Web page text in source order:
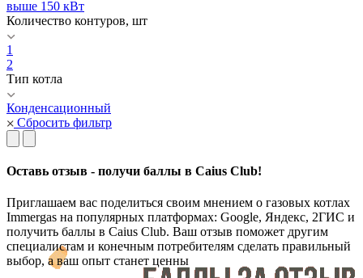
выше 150 кВт
Количество контуров, шт
1
2
Тип котла
Конденсационный
Сбросить фильтр
Оставь отзыв - получи баллы в Caius Club!
Приглашаем вас поделиться своим мнением о газовых котлах
Immergas на популярных платформах: Google, Яндекс, 2ГИС и
получить баллы в Caius Club. Ваш отзыв поможет другим
специалистам и конечным потребителям сделать правильный
выбор, а ваш опыт станет ценны